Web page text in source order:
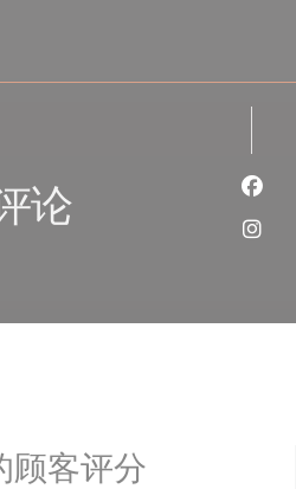
论
顾客评分